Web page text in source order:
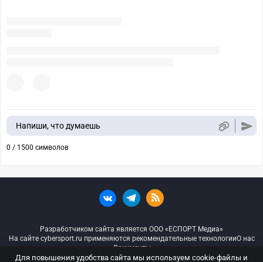
Напиши, что думаешь
0 / 1500 символов
Разработчиком сайта является ООО «ЕСПОРТ Медиа»
На сайте cybersport.ru применяются рекомендательные технологииО нас
Документы
Для повышения удобства сайта мы используем cookie-файлы и